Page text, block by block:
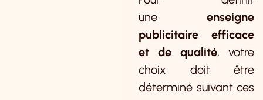
une enseigne
publicitaire efficace
et de qualité, votre
choix doit être
déterminé suivant ces